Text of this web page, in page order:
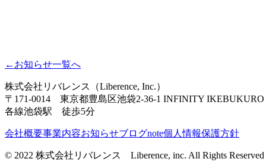
← お知らせ一覧へ
株式会社リバレンス （Liberence, Inc.）
〒 171-0014 東京都豊島区池袋2-36-1 INFINITY IKEBUKURO
各線池袋駅 徒歩5分
会社概要事業内容お知らせブログnote個人情報保護方針
©️ 2022 株式会社リバレンス Liberence, inc. All Rights Reserved